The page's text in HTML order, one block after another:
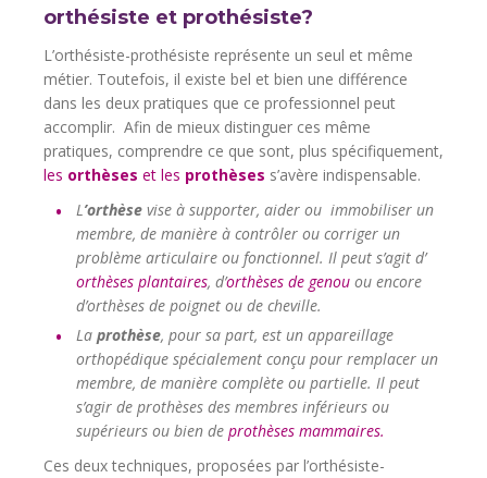
orthésiste et prothésiste?
L’orthésiste-prothésiste représente un seul et même
métier. Toutefois, il existe bel et bien une différence
dans les deux pratiques que ce professionnel peut
accomplir. Afin de mieux distinguer ces même
pratiques, comprendre ce que sont, plus spécifiquement,
les orthèses et les prothèses s’avère indispensable.
L’orthèse vise à supporter, aider ou immobiliser un
membre, de manière à contrôler ou corriger un
problème articulaire ou fonctionnel. Il peut s’agit d’
orthèses plantaires, d’orthèses de genou ou encore
d’orthèses de poignet ou de cheville.
La prothèse, pour sa part, est un appareillage
orthopédique spécialement conçu pour remplacer un
membre, de manière complète ou partielle. Il peut
s’agir de prothèses des membres inférieurs ou
supérieurs ou bien de prothèses mammaires.
Ces deux techniques, proposées par l’orthésiste-